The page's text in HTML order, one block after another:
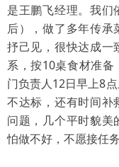
是王鹏飞经理。我们
后），做了多年传承
抒己见，很快达成一
系，按10桌食材准
门负责人12日早上8
不达标，还有时间补
问题，几个平时貌美
怕做不好，不愿接任务